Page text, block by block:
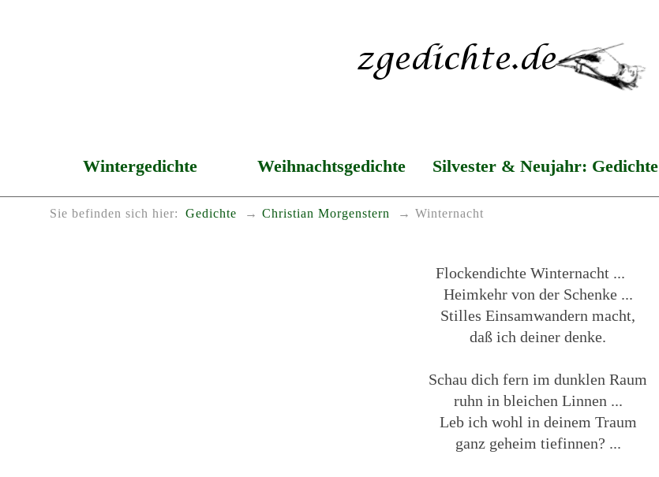
Wintergedichte Weihnachtsgedichte Silvester & Neujahr: Gedichte
Sie befinden sich hier: Gedichte Christian Morgenstern Winternacht
Flockendichte Winternacht ...
Heimkehr von der Schenke ...
Stilles Einsamwandern macht,
daß ich deiner denke.
Schau dich fern im dunklen Raum
ruhn in bleichen Linnen ...
Leb ich wohl in deinem Traum
ganz geheim tiefinnen? ...